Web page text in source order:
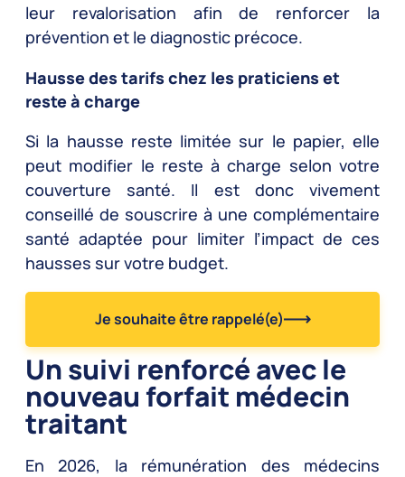
leur revalorisation afin de renforcer la
prévention et le diagnostic précoce.
Hausse des tarifs chez les praticiens et
reste à charge
Si la hausse reste limitée sur le papier, elle
peut modifier le reste à charge selon votre
couverture santé. Il est donc vivement
conseillé de souscrire à une complémentaire
santé adaptée pour limiter l’impact de ces
hausses sur votre budget.
Je souhaite être rappelé(e)
Un suivi renforcé avec le
nouveau forfait médecin
traitant
En 2026, la rémunération des médecins